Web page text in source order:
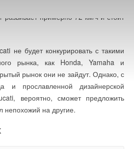
примерно 72 км/ч и стоит
не будет конкурировать с такими
рынка, как Honda, Yamaha и
рынок они не зайдут. Однако, с
и прославленной дизайнерской
вероятно, сможет предложить
непохожий на другие.